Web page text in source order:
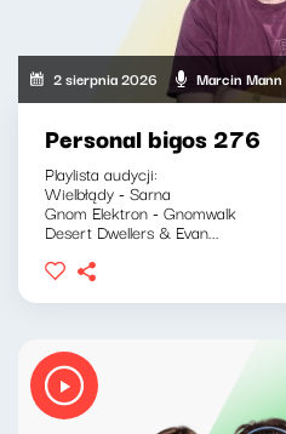
2 sierpnia 2026 Marcin Mann
Personal bigos 276
Playlista audycji:
Wielbłądy - Sarna
Gnom Elektron - Gnomwalk
Desert Dwellers & Evan...